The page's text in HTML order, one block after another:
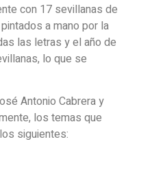
con 17 sevillanas de
a mano por la
las letras y el año de
lo que se
Antonio Cabrera y
los temas que
siguientes: